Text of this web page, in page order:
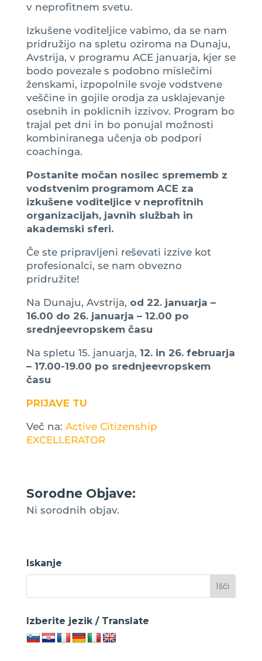
v neprofitnem svetu.
Izkušene voditeljice vabimo, da se nam
pridružijo na spletu oziroma na Dunaju,
Avstrija, v programu ACE januarja, kjer se
bodo povezale s podobno mislečimi
ženskami, izpopolnile svoje vodstvene
veščine in gojile orodja za usklajevanje
osebnih in poklicnih izzivov. Program bo
trajal pet dni in bo ponujal možnosti
kombiniranega učenja ob podpori
coachinga.
Postanite močan nosilec sprememb z
vodstvenim programom ACE za
izkušene voditeljice v neprofitnih
organizacijah, javnih službah in
akademski sferi.
Če ste pripravljeni reševati izzive kot
profesionalci, se nam obvezno
pridružite!
Na Dunaju, Avstrija, od 22. januarja –
16.00 do 26. januarja – 12.00 po
srednjeevropskem času
Na spletu 15. januarja, 12. in 26. februarja
– 17.00-19.00 po srednjeevropskem
času
PRIJAVE TU
Več na: Active Citizenship
EXCELLERATOR
Sorodne Objave:
Ni sorodnih objav.
Iskanje
Izberite jezik / Translate